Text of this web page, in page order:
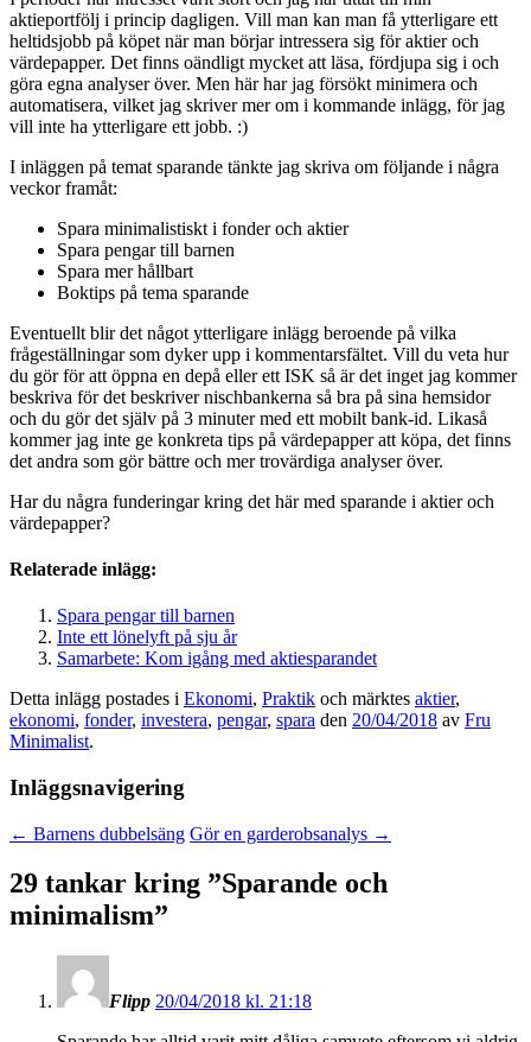
aktieportfölj i princip dagligen. Vill man kan man få ytterligare ett
heltidsjobb på köpet när man börjar intressera sig för aktier och
värdepapper. Det finns oändligt mycket att läsa, fördjupa sig i och
göra egna analyser över. Men här har jag försökt minimera och
automatisera, vilket jag skriver mer om i kommande inlägg, för jag
vill inte ha ytterligare ett jobb. :)
I inläggen på temat sparande tänkte jag skriva om följande i några
veckor framåt:
Spara minimalistiskt i fonder och aktier
Spara pengar till barnen
Spara mer hållbart
Boktips på tema sparande
Eventuellt blir det något ytterligare inlägg beroende på vilka
frågeställningar som dyker upp i kommentarsfältet. Vill du veta hur
du gör för att öppna en depå eller ett ISK så är det inget jag kommer
beskriva för det beskriver nischbankerna så bra på sina hemsidor
och du gör det själv på 3 minuter med ett mobilt bank-id. Likaså
kommer jag inte ge konkreta tips på värdepapper att köpa, det finns
det andra som gör bättre och mer trovärdiga analyser över.
Har du några funderingar kring det här med sparande i aktier och
värdepapper?
Relaterade inlägg:
Spara pengar till barnen
Inte ett lönelyft på sju år
Samarbete: Kom igång med aktiesparandet
Detta inlägg postades i Ekonomi, Praktik och märktes aktier,
ekonomi, fonder, investera, pengar, spara den 20/04/2018 av Fru
Minimalist.
Inläggsnavigering
← Barnens dubbelsäng Gör en garderobsanalys →
29 tankar kring ”Sparande och
minimalism”
Flipp 20/04/2018 kl. 21:18